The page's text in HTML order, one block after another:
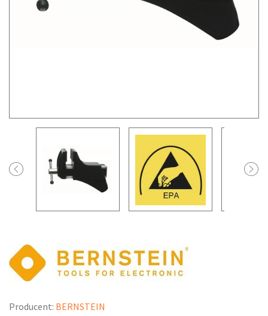
Producent: BERNSTEIN